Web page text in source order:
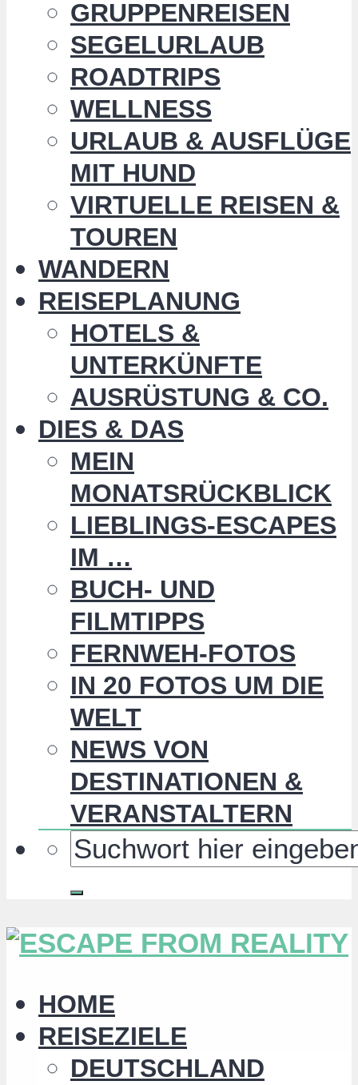
GRUPPENREISEN
SEGELURLAUB
ROADTRIPS
WELLNESS
URLAUB & AUSFLÜGE
MIT HUND
VIRTUELLE REISEN &
TOUREN
WANDERN
REISEPLANUNG
HOTELS &
UNTERKÜNFTE
AUSRÜSTUNG & CO.
DIES & DAS
MEIN
MONATSRÜCKBLICK
LIEBLINGS-ESCAPES
IM …
BUCH- UND
FILMTIPPS
FERNWEH-FOTOS
IN 20 FOTOS UM DIE
WELT
NEWS VON
DESTINATIONEN &
VERANSTALTERN
HOME
REISEZIELE
DEUTSCHLAND